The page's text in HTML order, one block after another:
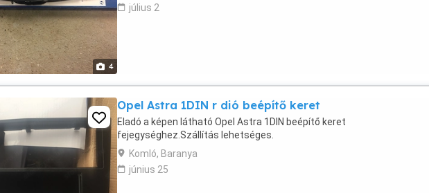
4
július 2
Opel Astra 1DIN r dió beépítő keret
Eladó a képen látható Opel Astra 1DIN beépítő keret
fejegységhez.Szállítás lehetséges.
Komló, Baranya
június 25